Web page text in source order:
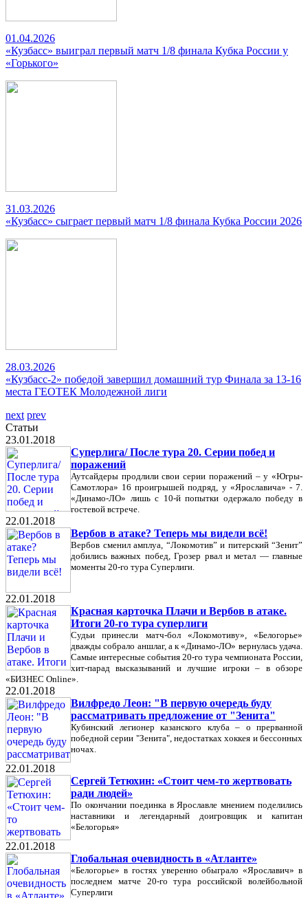
01.04.2026
«Кузбасс» выиграл первый матч 1/8 финала Кубка России у
«Горького»
31.03.2026
«Кузбасс» сыграет первый матч 1/8 финала Кубка России 2026
28.03.2026
«Кузбасс-2» победой завершил домашний тур Финала за 13-16
места ГЕОТЕК Молодежной лиги
next prev
Статьи
23.01.2018
Суперлига/ После тура 20. Серии побед и
поражений
Аутсайдеры продлили свои серии поражений – у «Югры-
Самотлора» 16 проигрышей подряд, у «Ярославича» - 7.
«Динамо-ЛО» лишь с 10-й попытки одержало победу в
гостевой встрече.
22.01.2018
Вербов в атаке? Теперь мы видели всё!
Вербов сменил амплуа, “Локомотив” и питерский “Зенит”
добились важных побед, Грозер рвал и метал — главные
моменты 20-го тура Суперлиги.
22.01.2018
Красная карточка Плачи и Вербов в атаке.
Итоги 20-го тура суперлиги
Судьи принесли матч-бол «Локомотиву», «Белогорье»
дважды собрало аншлаг, а к «Динамо-ЛО» вернулась удача.
Самые интересные события 20-го тура чемпионата России,
хит-парад высказываний и лучшие игроки – в обзоре
«БИЗНЕС Online».
22.01.2018
Вилфредо Леон: "В первую очередь буду
рассматривать предложение от "Зенита"
Кубинский легионер казанского клуба – о прерванной
победной серии "Зенита", недостатках хоккея и бессонных
ночах.
22.01.2018
Сергей Тетюхин: «Стоит чем-то жертвовать
ради людей»
По окончании поединка в Ярославле мнением поделились
наставники и легендарный доигровщик и капитан
«Белогорья»
22.01.2018
Глобальная очевидность в «Атланте»
«Белогорье» в гостях уверенно обыграло «Ярославич» в
последнем матче 20-го тура российской волейбольной
Суперлиги